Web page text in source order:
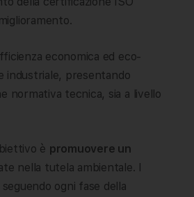
economica ed eco-
industriale, presentando
normativa tecnica, sia a livello
è promuovere un
nella tutela ambientale. I
ogni fase della